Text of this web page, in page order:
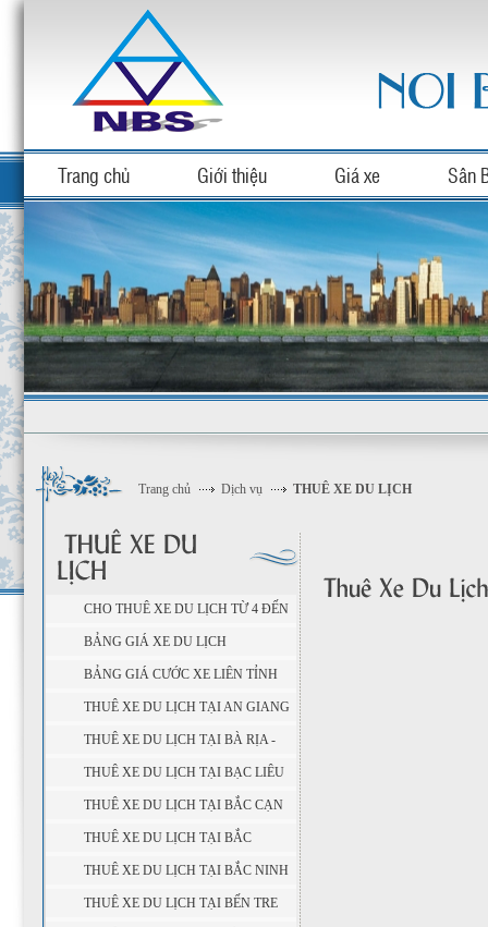
Trang chủ Giới thiệu Giá xe Sân
Trang chủ Dịch vụ THUÊ XE DU LỊCH
CHO THUÊ XE DU LỊCH TỪ 4 ĐẾN
45 CHỖ
BẢNG GIÁ XE DU LỊCH
BẢNG GIÁ CƯỚC XE LIÊN TỈNH
THUÊ XE DU LỊCH TẠI AN GIANG
THUÊ XE DU LỊCH TẠI BÀ RỊA -
VŨNG TÀU
THUÊ XE DU LỊCH TẠI BẠC LIÊU
THUÊ XE DU LỊCH TẠI BẮC CẠN
THUÊ XE DU LỊCH TẠI BẮC
GIANG
THUÊ XE DU LỊCH TẠI BẮC NINH
THUÊ XE DU LỊCH TẠI BẾN TRE